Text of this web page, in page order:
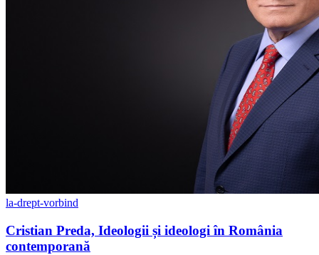
la-drept-vorbind
Cristian Preda, Ideologii și ideologi în România
contemporană